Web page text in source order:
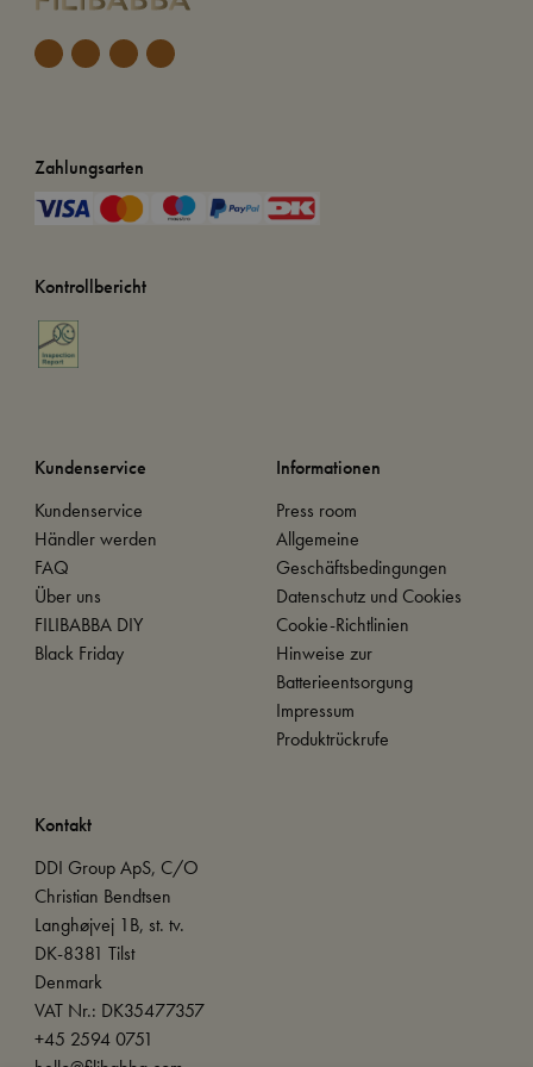
Zahlungsarten
Kontrollbericht
Kundenservice
Kundenservice
Händler werden
FAQ
Über uns
FILIBABBA DIY
Black Friday
Informationen
Press room
Allgemeine
Geschäftsbedingungen
Datenschutz und Cookies
Cookie-Richtlinien
Hinweise zur
Batterieentsorgung
Impressum
Produktrückrufe
Kontakt
DDI Group ApS, C/O
Christian Bendtsen
Langhøjvej 1B, st. tv.
DK-8381 Tilst
Denmark
VAT Nr.: DK35477357
+45 2594 0751